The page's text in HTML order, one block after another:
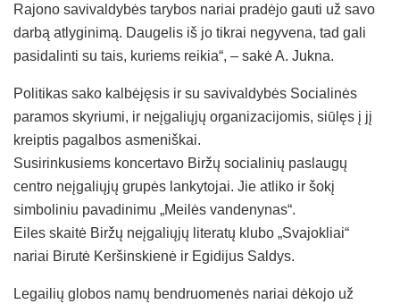
Rajono savivaldybės tarybos nariai pradėjo gauti už savo
darbą atlyginimą. Daugelis iš jo tikrai negyvena, tad gali
pasidalinti su tais, kuriems reikia“, – sakė A. Jukna.
Politikas sako kalbėjęsis ir su savivaldybės Socialinės
paramos skyriumi, ir neįgaliųjų organizacijomis, siūlęs į jį
kreiptis pagalbos asmeniškai.
Susirinkusiems koncertavo Biržų socialinių paslaugų
centro neįgaliųjų grupės lankytojai. Jie atliko ir šokį
simboliniu pavadinimu „Meilės vandenynas“.
Eiles skaitė Biržų neįgaliųjų literatų klubo „Svajokliai“
nariai Birutė Keršinskienė ir Egidijus Saldys.
Legailių globos namų bendruomenės nariai dėkojo už